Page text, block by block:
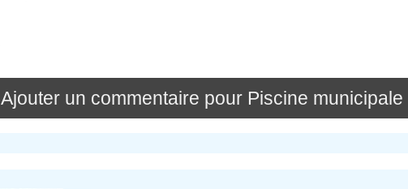
Ajouter un commentaire pour Piscine municipale